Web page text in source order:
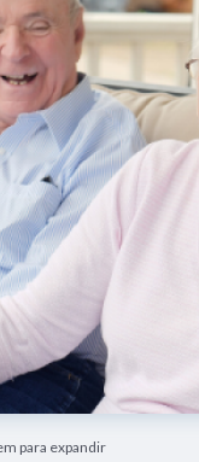
para expandir